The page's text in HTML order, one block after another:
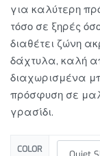
για καλύτερη
τόσο σε ξηρές
διαθέτει ζώνη
δάχτυλα, καλή
διαχωρισμένα
πρόσφυση σε
γρασίδι.
COLOR